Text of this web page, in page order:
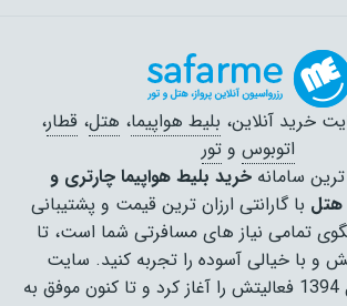
خرید آنلاین، بلیط هواپیما، هتل، قطار،
اتوبوس و تور
ترین سامانهخرید بلیط هواپیما چارتری و
هتل با گارانتی ارزان ترین قیمت و پشتیبانی
تمامی نیاز های مسافرتی شما است، تا
با خیالی آسوده را تجربه کنید. سایت
، از سال 1394 فعالیتش را آغاز کرد و تا کنون موفق به